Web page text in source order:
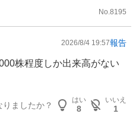
No.8195
2026/8/4 19:57報告
株程度しか出来高がない
ましたか？
はい
8
いいえ
1